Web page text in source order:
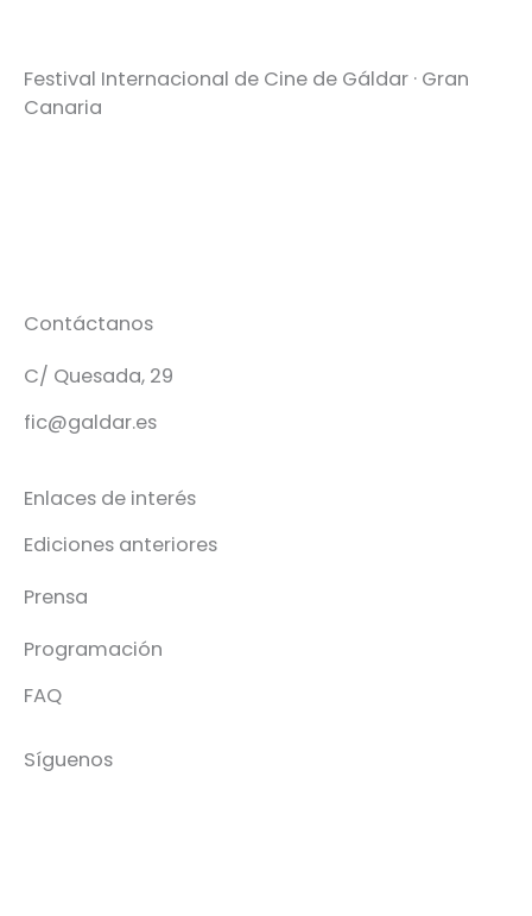
Festival Internacional de Cine de Gáldar · Gran
Canaria
Contáctanos
C/ Quesada, 29
fic@galdar.es
Enlaces de interés
Ediciones anteriores
Prensa
Programación
FAQ
Síguenos